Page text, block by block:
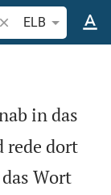
Bibelstelle oder
ELB
in das
rede dort
Wort